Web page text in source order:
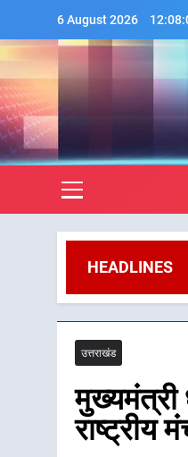
content
6 August 2026
HEADLINES
मुख्यमंत्री धामी के कुशल
4 August 2026
उत्तराखंड
मुख्यमंत्री
राष्ट्रीय